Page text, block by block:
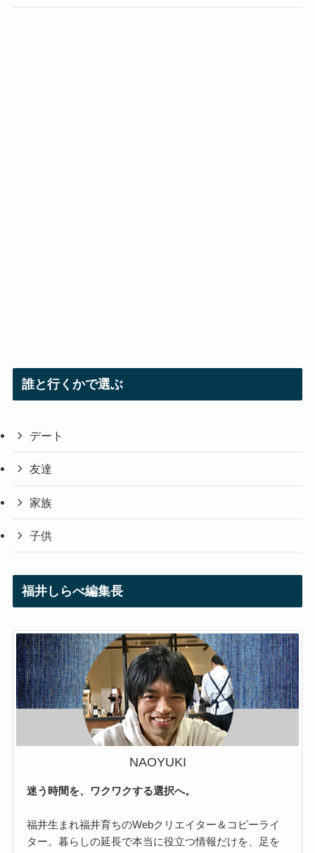
誰と行くかで選ぶ
デート
友達
家族
子供
福井しらべ編集長
NAOYUKI
迷う時間を、ワクワクする選択へ。
福井生まれ福井育ちのWebクリエイター＆コピーライ
ター。暮らしの延長で本当に役立つ情報だけを、足を